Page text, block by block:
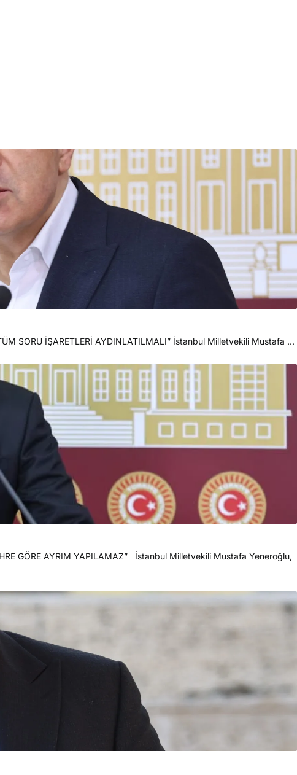
SORU İŞARETLERİ AYDINLATILMALI” İstanbul Milletvekili Mustafa ...
GÖRE AYRIM YAPILAMAZ” İstanbul Milletvekili Mustafa Yeneroğlu,